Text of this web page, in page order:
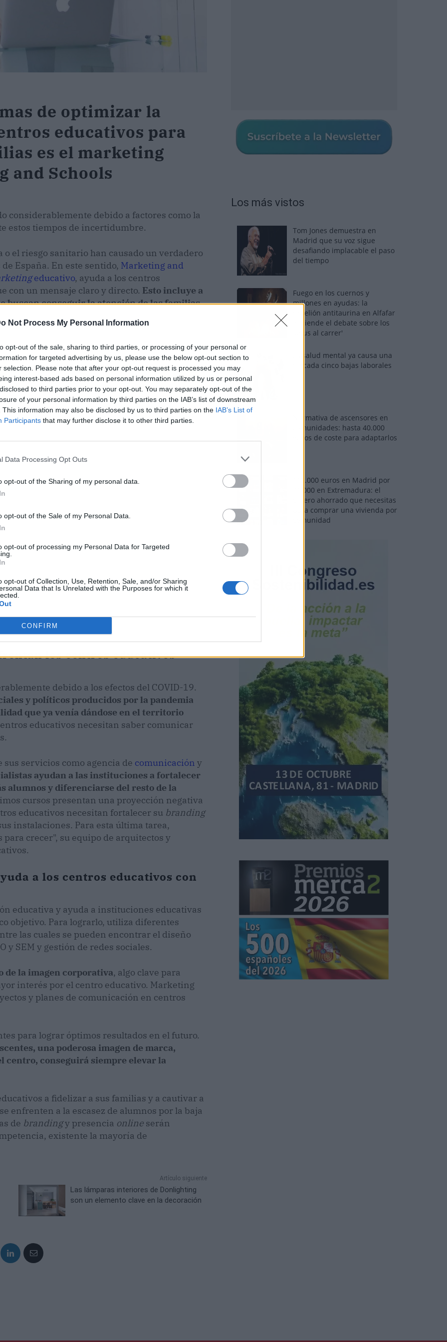
Not Process My Personal Information
opt-out of the sale, sharing to third parties, or processing of your personal or
for targeted advertising by us, please use the below opt-out section to
selection. Please note that after your opt-out request is processed you may
interest-based ads based on personal information utilized by us or personal
to third parties prior to your opt-out. You may separately opt-out of the
of your personal information by third parties on the IAB’s list of downstream
This information may also be disclosed by us to third parties on the IAB’s List of
Participants that may further disclose it to other third parties.
Data Processing Opt Outs
opt-out of the Sharing of my personal data.
opt-out of the Sale of my Personal Data.
opt-out of processing my Personal Data for Targeted
opt-out of Collection, Use, Retention, Sale, and/or Sharing
Data that Is Unrelated with the Purposes for which it
CONFIRM
de optimizar la
educativos para
es el marketing
and Schools
considerablemente debido a factores como la
estos tiempos de incertidumbre.
el riesgo sanitario han causado un verdadero
España. En este sentido, Marketing and
educativo, ayuda a los centros
con un mensaje claro y directo. Esto incluye a
buscan conseguir la atención de las familias
los centros educativos
debido a los efectos del COVID-19.
y políticos producidos por la pandemia
que ya venía dándose en el territorio
educativos necesitan saber comunicar
servicios como agencia de comunicación y
ayudan a las instituciones a fortalecer
alumnos y diferenciarse del resto de la
cursos presentan una proyección negativa
educativos necesitan fortalecer su branding
instalaciones. Para esta última tarea,
crecer", su equipo de arquitectos y
a los centros educativos con
educativa y ayuda a instituciones educativas
objetivo. Para lograrlo, utiliza diferentes
las cuales se pueden encontrar el diseño
SEM y gestión de redes sociales.
la imagen corporativa, algo clave para
interés por el centro educativo. Marketing
y planes de comunicación en centros
para lograr óptimos resultados en el futuro.
una poderosa imagen de marca,
centro, conseguirá siempre elevar la
a fidelizar a sus familias y a cautivar a
enfrenten a la escasez de alumnos por la baja
de brandingy presencia online serán
existente la mayoría de
Artículo siguiente
Las lámparas interiores de Donlighting
son un elemento clave en la decoración
Los más vistos
Tom Jones demuestra en
Madrid que su voz sigue
desafiando implacable el paso
del tiempo
Fuego en los cuernos y
millones en ayudas: la
rebelión antitaurina en Alfafar
enciende el debate sobre los
'bous al carrer'
La salud mental ya causa una
de cada cinco bajas laborales
Normativa de ascensores en
comunidades: hasta 40.000
euros de coste para adaptarlos
110.000 euros en Madrid por
31.000 en Extremadura: el
dinero ahorrado que necesitas
para comprar una vivienda por
comunidad